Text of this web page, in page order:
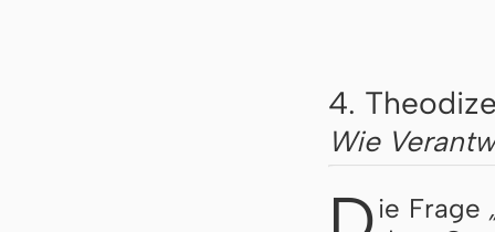
4.
Wie
ie Frage